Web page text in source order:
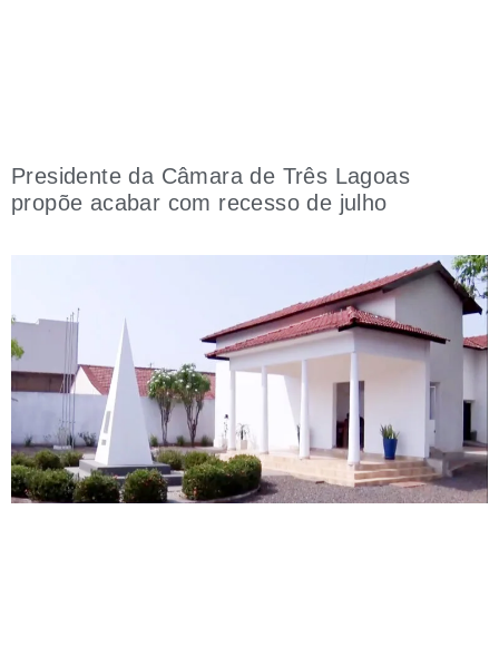
Presidente da Câmara de Três Lagoas
propõe acabar com recesso de julho